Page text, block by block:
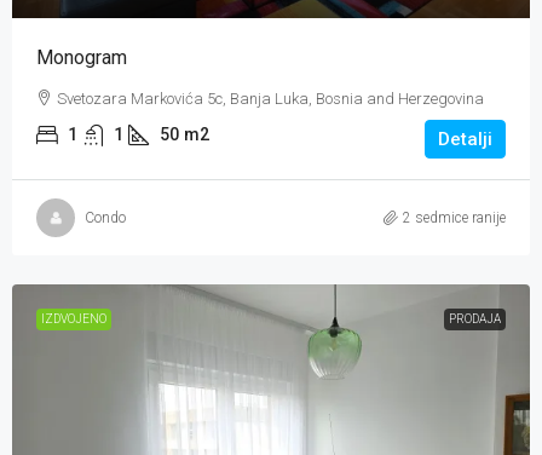
Monogram
Svetozara Markovića 5c, Banja Luka, Bosnia and Herzegovina
1 1 50 m2 Detalji
Condo 2 sedmice ranije
IZDVOJENO PRODAJA